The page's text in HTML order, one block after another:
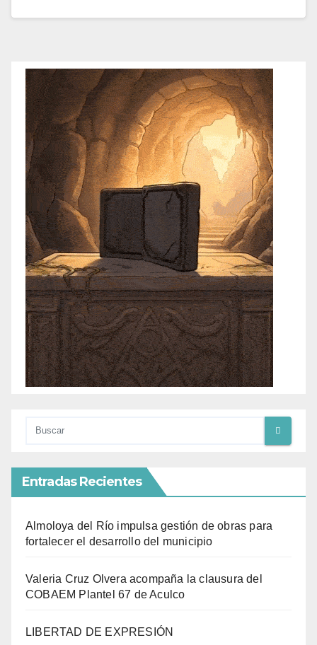
Entradas Recientes
Almoloya del Río impulsa gestión de obras para
fortalecer el desarrollo del municipio
Valeria Cruz Olvera acompaña la clausura del
COBAEM Plantel 67 de Aculco
LIBERTAD DE EXPRESIÓN